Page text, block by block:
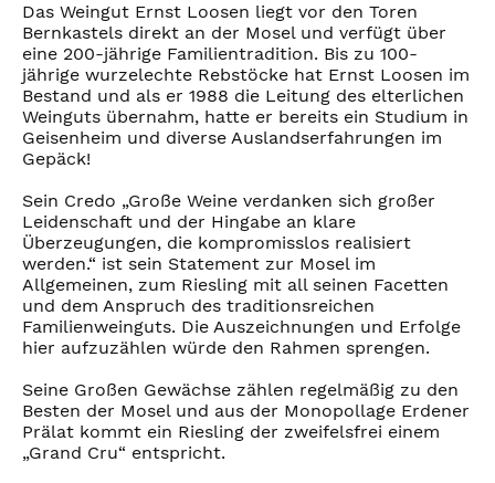
Das Weingut Ernst Loosen liegt vor den Toren
Bernkastels direkt an der Mosel und verfügt über
eine 200-jährige Familientradition. Bis zu 100-
jährige wurzelechte Rebstöcke hat Ernst Loosen im
Bestand und als er 1988 die Leitung des elterlichen
Weinguts übernahm, hatte er bereits ein Studium in
Geisenheim und diverse Auslandserfahrungen im
Gepäck!
Sein Credo „Große Weine verdanken sich großer
Leidenschaft und der Hingabe an klare
Überzeugungen, die kompromisslos realisiert
werden.“ ist sein Statement zur Mosel im
Allgemeinen, zum Riesling mit all seinen Facetten
und dem Anspruch des traditionsreichen
Familienweinguts. Die Auszeichnungen und Erfolge
hier aufzuzählen würde den Rahmen sprengen.
Seine Großen Gewächse zählen regelmäßig zu den
Besten der Mosel und aus der Monopollage Erdener
Prälat kommt ein Riesling der zweifelsfrei einem
„Grand Cru“ entspricht.